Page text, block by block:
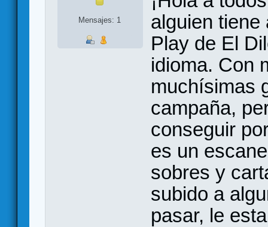
Mensajes: 1
alguien
Play de El
idioma. Con
muchísimas
campaña,
conseguir
es un
sobres y
subido a
pasar, le